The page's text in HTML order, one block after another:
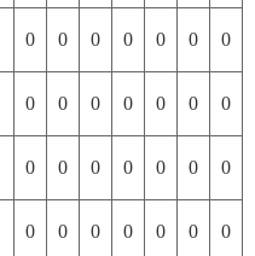
0 0 0 0 0 0 0
0 0 0 0 0 0 0
0 0 0 0 0 0 0
0 0 0 0 0 0 0